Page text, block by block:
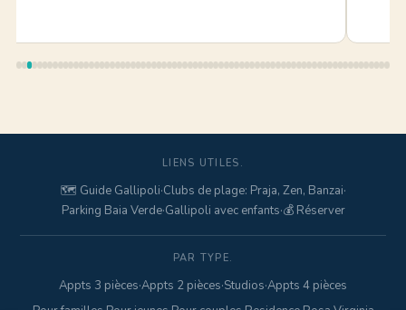
LIENS UTILES.
🗺️ Guide Gallipoli·Clubs de plage: Praja, Zen, Banzai·
Parking Baia Verde·Gallipoli avec enfants·💰 Réserver
PAR TYPE.
Appts 3 pièces·Appts 2 pièces·Studios·Appts 4 pièces